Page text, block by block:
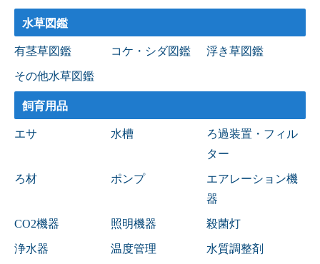
水草図鑑
有茎草図鑑 コケ・シダ図鑑 浮き草図鑑
その他水草図鑑
飼育用品
エサ 水槽
ろ過装置・フィル
ター
ろ材 ポンプ
エアレーション機
器
CO2機器 照明機器 殺菌灯
浄水器 温度管理 水質調整剤